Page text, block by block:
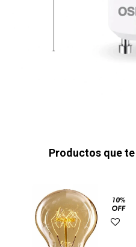
Productos que